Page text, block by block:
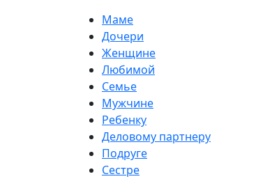
Маме
Дочери
Женщине
Любимой
Семье
Мужчине
Ребенку
Деловому партнеру
Подруге
Сестре